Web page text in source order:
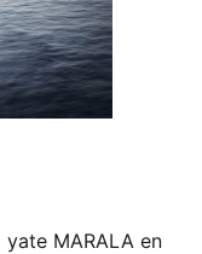
MARALA en